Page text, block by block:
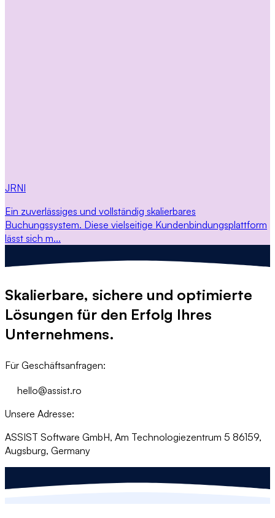
JRNI
Ein zuverlässiges und vollständig skalierbares
Buchungssystem. Diese vielseitige Kundenbindungsplattform
lässt sich m...
Skalierbare, sichere und optimierte
Lösungen für den Erfolg Ihres
Unternehmens.
Für Geschäftsanfragen:
hello@assist.ro
Unsere Adresse:
ASSIST Software GmbH, Am Technologiezentrum 5 86159,
Augsburg, Germany